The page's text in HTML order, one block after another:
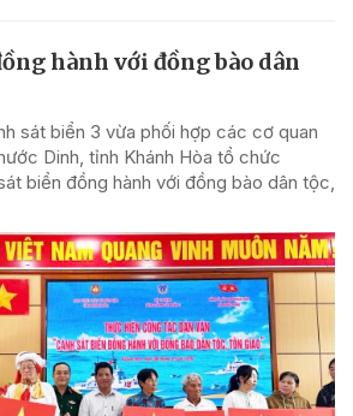
hành với đồng bào dân
sát biển 3 vừa phối hợp các cơ quan
Dinh, tỉnh Khánh Hòa tổ chức
biển đồng hành với đồng bào dân tộc,